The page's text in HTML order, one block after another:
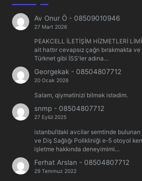
Av Onur Ö - 08509010946
27 Mart 2026
PEAKCELL İLETİŞİM HİZMETLERİ
ait hattır cevapsız çağrı bırakmakta
Türknet gibi İSS'ler adına…
Georgekak - 08504807712
20 Ocak 2026
Salam, qiymətinizi bilmək istədim.
snmp - 08504807712
27 Eylül 2025
istanbul’daki avcilar semtinde bulunan
ve Diş Sağlığı Polikliniği e-5 otoyol
işletme hakkında deneyimimi…
Ferhat Arslan - 08504807712
29 Temmuz 2022